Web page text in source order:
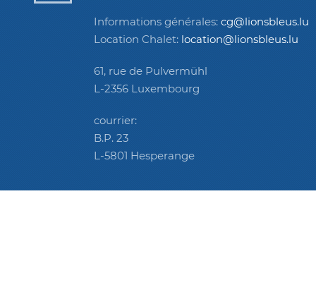
Informations générales:cg@lionsbleus.lu
Location Chalet: location@lionsbleus.lu
61, rue de Pulvermühl
L-2356 Luxembourg
courrier:
B.P. 23
L-5801 Hesperange